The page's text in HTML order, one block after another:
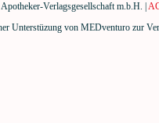
Verlags­gesellschaft m.b.H. |
Unterstüzung von MEDventuro zur